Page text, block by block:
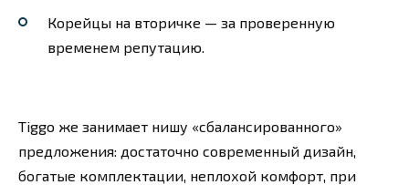
Корейцы на вторичке — за проверенную
временем репутацию.
Tiggo же занимает нишу «сбалансированного»
предложения: достаточно современный дизайн,
богатые комплектации, неплохой комфорт, при